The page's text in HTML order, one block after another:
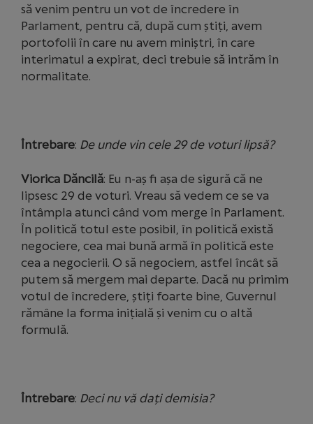
să venim pentru un vot de încredere în
Parlament, pentru că, după cum știți, avem
portofolii în care nu avem miniștri, în care
interimatul a expirat, deci trebuie să intrăm în
normalitate.
Întrebare: De unde vin cele 29 de voturi lipsă?
Viorica Dăncilă: Eu n-aș fi așa de sigură că ne
lipsesc 29 de voturi. Vreau să vedem ce se va
întâmpla atunci când vom merge în Parlament.
În politică totul este posibil, în politică există
negociere, cea mai bună armă în politică este
cea a negocierii. O să negociem, astfel încât să
putem să mergem mai departe. Dacă nu primim
votul de încredere, știți foarte bine, Guvernul
rămâne la forma inițială și venim cu o altă
formulă.
Întrebare: Deci nu vă dați demisia?